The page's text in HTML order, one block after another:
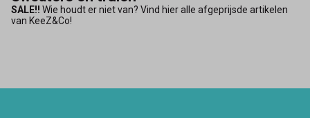
SALE!! Wie houdt er niet van? Vind hier alle afgeprijsde artikelen
van KeeZ&Co!